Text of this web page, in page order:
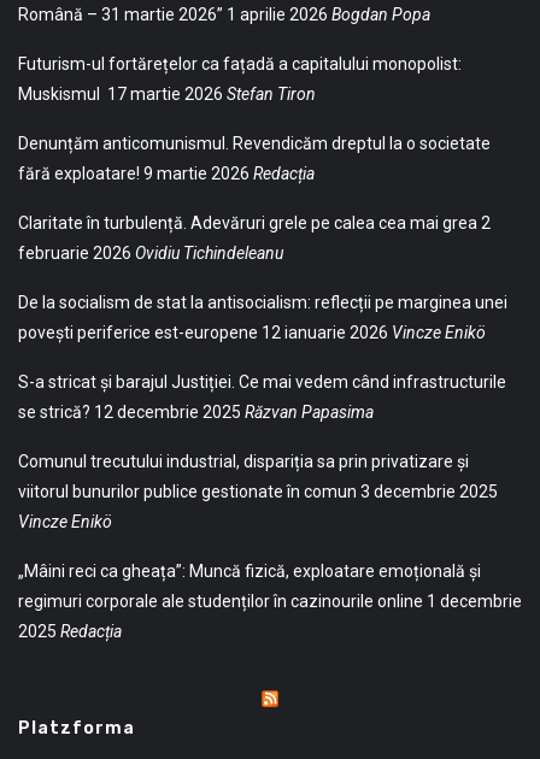
Română – 31 martie 2026” 1 aprilie 2026 Bogdan Popa
Futurism-ul fortărețelor ca fațadă a capitalului monopolist:
Muskismul 17 martie 2026 Stefan Tiron
Denunțăm anticomunismul. Revendicăm dreptul la o societate
fără exploatare! 9 martie 2026 Redacția
Claritate în turbulență. Adevăruri grele pe calea cea mai grea 2
februarie 2026 Ovidiu Tichindeleanu
De la socialism de stat la antisocialism: reflecții pe marginea unei
povești periferice est-europene 12 ianuarie 2026 Vincze Enikö
S-a stricat și barajul Justiției. Ce mai vedem când infrastructurile
se strică? 12 decembrie 2025 Răzvan Papasima
Comunul trecutului industrial, dispariția sa prin privatizare și
viitorul bunurilor publice gestionate în comun 3 decembrie 2025
Vincze Enikö
„Mâini reci ca gheața”: Muncă fizică, exploatare emoțională și
regimuri corporale ale studenților în cazinourile online 1 decembrie
2025 Redacția
Platzforma